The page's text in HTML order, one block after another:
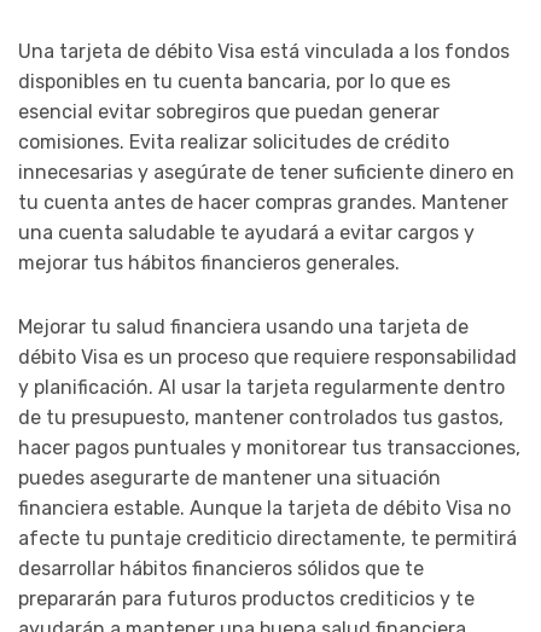
Una tarjeta de débito Visa está vinculada a los fondos
disponibles en tu cuenta bancaria, por lo que es
esencial evitar sobregiros que puedan generar
comisiones. Evita realizar solicitudes de crédito
innecesarias y asegúrate de tener suficiente dinero en
tu cuenta antes de hacer compras grandes. Mantener
una cuenta saludable te ayudará a evitar cargos y
mejorar tus hábitos financieros generales.
Mejorar tu salud financiera usando una tarjeta de
débito Visa es un proceso que requiere responsabilidad
y planificación. Al usar la tarjeta regularmente dentro
de tu presupuesto, mantener controlados tus gastos,
hacer pagos puntuales y monitorear tus transacciones,
puedes asegurarte de mantener una situación
financiera estable. Aunque la tarjeta de débito Visa no
afecte tu puntaje crediticio directamente, te permitirá
desarrollar hábitos financieros sólidos que te
prepararán para futuros productos crediticios y te